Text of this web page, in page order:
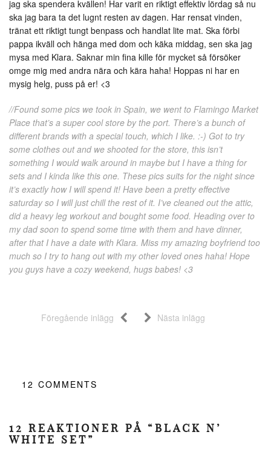
jag ska spendera kvällen! Har varit en riktigt effektiv lördag så nu
ska jag bara ta det lugnt resten av dagen. Har rensat vinden,
tränat ett riktigt tungt benpass och handlat lite mat. Ska förbi
pappa ikväll och hänga med dom och käka middag, sen ska jag
mysa med Klara. Saknar min fina kille för mycket så försöker
omge mig med andra nära och kära haha! Hoppas ni har en
mysig helg, puss på er! <3
//Found some pics we took in Spain, we went to Flamingo Market
Place that’s a super cool store by the port. There’s a bunch of
different brands with a special touch, which I like. :-) Got to try
some clothes out and we shooted for the store, this isn’t
something I would walk around in maybe but I have a thing for
sets and I kinda like this one. These pics suits for the night since
it’s exactly how I will spend it! Have been a pretty effective
saturday so I will just chill the rest of it. I’ve cleaned out the attic,
did a heavy leg workout and bought some food. Heading over to
my dad soon to spend some time with them and have dinner,
after that I have a date with Klara. Miss my amazing boyfriend too
much so I try to hang out with my other loved ones haha! Hope
you guys have a cozy weekend, hugs babes! <3
Föregående inlägg Nästa inlägg
12 COMMENTS
12 REAKTIONER PÅ “BLACK N’
WHITE SET”